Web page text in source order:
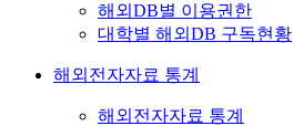
해외DB별 이용권한
대학별 해외DB 구독현황
해외전자자료 통계
해외전자자료 통계